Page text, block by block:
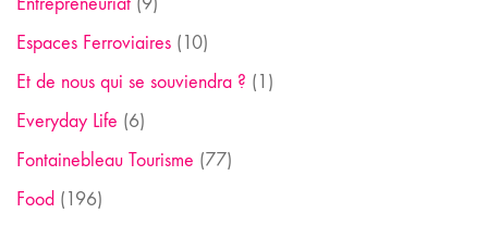
Espaces Ferroviaires (10)
Et de nous qui se souviendra ? (1)
Everyday Life (6)
Fontainebleau Tourisme (77)
Food (196)